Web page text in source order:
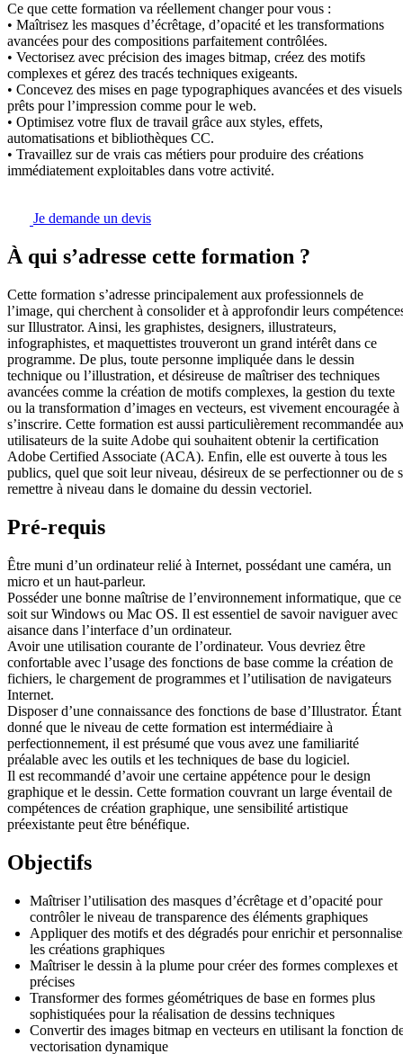
Ce que cette formation va réellement changer pour vous :
• Maîtrisez les masques d’écrêtage, d’opacité et les transformations
avancées pour des compositions parfaitement contrôlées.
• Vectorisez avec précision des images bitmap, créez des motifs
complexes et gérez des tracés techniques exigeants.
• Concevez des mises en page typographiques avancées et des visuels
prêts pour l’impression comme pour le web.
• Optimisez votre flux de travail grâce aux styles, effets,
automatisations et bibliothèques CC.
• Travaillez sur de vrais cas métiers pour produire des créations
immédiatement exploitables dans votre activité.
Je demande un devis
À qui s’adresse cette formation ?
Cette formation s’adresse principalement aux professionnels de
l’image, qui cherchent à consolider et à approfondir leurs
sur Illustrator. Ainsi, les graphistes, designers, illustrateurs,
infographistes, et maquettistes trouveront un grand intérêt dans ce
programme. De plus, toute personne impliquée dans le dessin
technique ou l’illustration, et désireuse de maîtriser des techniques
avancées comme la création de motifs complexes, la gestion du texte
ou la transformation d’images en vecteurs, est vivement encouragée à
s’inscrire. Cette formation est aussi particulièrement recommandée
utilisateurs de la suite Adobe qui souhaitent obtenir la certification
Adobe Certified Associate (ACA). Enfin, elle est ouverte à tous les
publics, quel que soit leur niveau, désireux de se perfectionner ou de
remettre à niveau dans le domaine du dessin vectoriel.
Pré-requis
Être muni d’un ordinateur relié à Internet, possédant une caméra, un
micro et un haut-parleur.
Posséder une bonne maîtrise de l’environnement informatique, que ce
soit sur Windows ou Mac OS. Il est essentiel de savoir naviguer avec
aisance dans l’interface d’un ordinateur.
Avoir une utilisation courante de l’ordinateur. Vous devriez être
confortable avec l’usage des fonctions de base comme la création de
fichiers, le chargement de programmes et l’utilisation de navigateurs
Internet.
Disposer d’une connaissance des fonctions de base d’Illustrator. Étant
donné que le niveau de cette formation est intermédiaire à
perfectionnement, il est présumé que vous avez une familiarité
préalable avec les outils et les techniques de base du logiciel.
Il est recommandé d’avoir une certaine appétence pour le design
graphique et le dessin. Cette formation couvrant un large éventail de
compétences de création graphique, une sensibilité artistique
préexistante peut être bénéfique.
Objectifs
Maîtriser l’utilisation des masques d’écrêtage et d’opacité pour
contrôler le niveau de transparence des éléments graphiques
Appliquer des motifs et des dégradés pour enrichir et
les créations graphiques
Maîtriser le dessin à la plume pour créer des formes complexes et
précises
Transformer des formes géométriques de base en formes plus
sophistiquées pour la réalisation de dessins techniques
Convertir des images bitmap en vecteurs en utilisant la fonction
vectorisation dynamique